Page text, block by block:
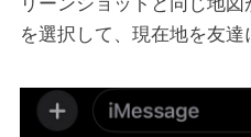
を選択して、現在地を友達